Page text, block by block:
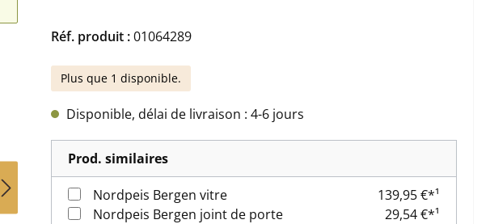
Réf. produit :01064289
Plus que 1 disponible.
Disponible, délai de livraison : 4-6 jours
Prod. similaires
Nordpeis Bergen vitre
139,95 €*¹
Nordpeis Bergen joint de porte
29,54 €*¹